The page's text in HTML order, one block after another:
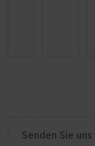
Senden Sie